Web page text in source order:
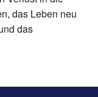
das Leben neu
das